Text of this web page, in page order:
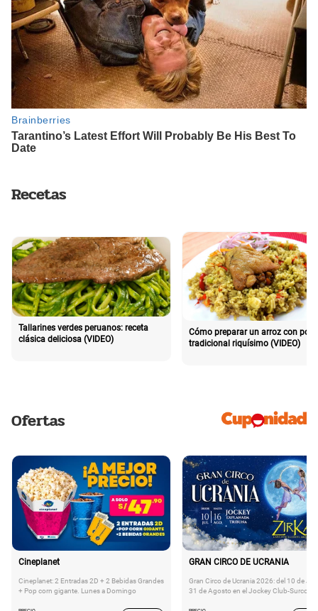
Recetas
Tallarines verdes peruanos: receta
clásica deliciosa (VIDEO)
Cómo preparar un arroz con pollo
tradicional riquísimo (VIDEO)
Ofertas
Cineplanet
Cineplanet: 2 Entradas 2D + 2 Bebidas Grandes
+ Pop corn gigante. Lunes a Domingo
GRAN CIRCO DE UCRANIA
Gran Circo de Ucrania 2026: del 10 de
31 de Agosto en el Jockey Club-Surco